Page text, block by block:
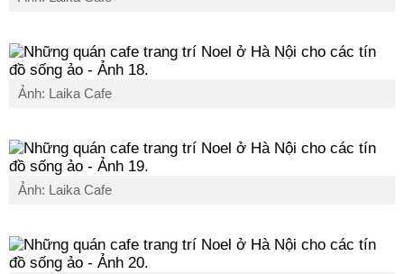
Ảnh: Laika Cafe
Ảnh: Laika Cafe